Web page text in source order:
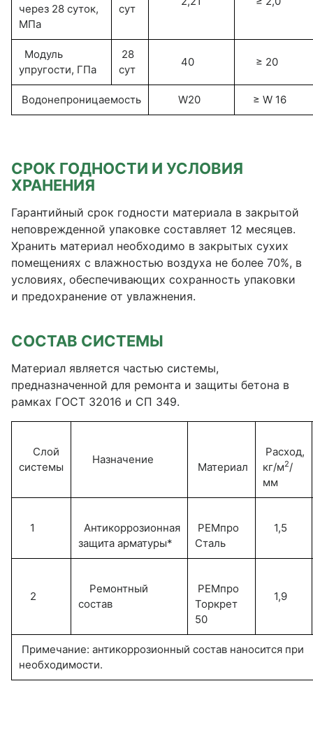
через 28 суток,
МПа
сут
Модуль
упругости, ГПа
28
сут
40 ≥ 20
Водонепроницаемость W20 ≥ W 16
СРОК ГОДНОСТИ И УСЛОВИЯ
ХРАНЕНИЯ
Гарантийный срок годности материала в закрытой
неповрежденной упаковке составляет 12 месяцев.
Хранить материал необходимо в закрытых сухих
помещениях с влажностью воздуха не более 70%, в
условиях, обеспечивающих сохранность упаковки
и предохранение от увлажнения.
СОСТАВ СИСТЕМЫ
Материал является частью системы,
предназначенной для ремонта и защиты бетона в
рамках ГОСТ 32016 и СП 349.
Слой
системы
Назначение
Материал
Расход,
кг/м2/
мм
1
Антикоррозионная
защита арматуры*
РЕМпро
Сталь
1,5
2
Ремонтный
состав
РЕМпро
Торкрет
50
1,9
Примечание: антикоррозионный состав наносится при
необходимости.